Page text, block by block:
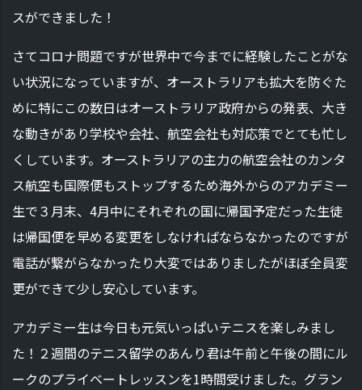
スができました！
さてコロナ問題ですが世界中で今までに経験したことがな
い状況になっていますが、オーストラリアも拡大を防ぐた
めに特にこの数日はオーストラリア政府からの発表、大き
な動きがあり学校や会社、航空会社も対応策でとても忙し
くしています。オーストラリアの主力の航空会社のカンタ
ス航空も国際便もストップするため海外からのアカデミー
生で３月末、4月中にそれぞれの国に帰国予定だった生徒
は帰国便を早める変更をしなければならなかったのですが
電話が繋がらなかったり大変ではありましたがほぼ全員変
更ができて少し安心しています。
アカデミー生は今日も元気いっぱいテニスを楽しみまし
た！２週間のテニス留学のあんり君は午前と午後の間にル
ークのプライベートレッスンを1時間受けました。グラン